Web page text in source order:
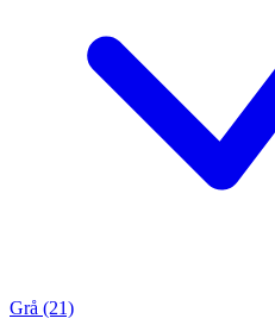
Grå (21)